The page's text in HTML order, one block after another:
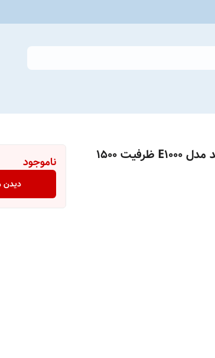
آسیاب قهوه اندیمند مدل E1000 ظرفیت ۱۵۰۰
ناموجود
دیدن